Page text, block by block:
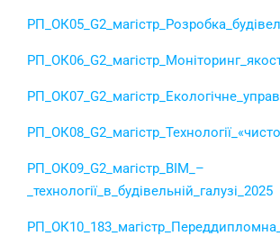
РП_ОК09_G2_магістр_ВІМ_–
_технології_в_будівельній_галузі_2025